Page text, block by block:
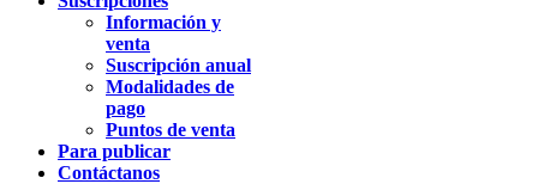
Información y
venta
Suscripción anual
Modalidades de
pago
Puntos de venta
Para publicar
Contáctanos